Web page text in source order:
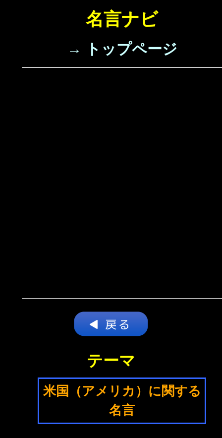
名言ナビ
→ トップページ
テーマ
米国（アメリカ）に関する
名言